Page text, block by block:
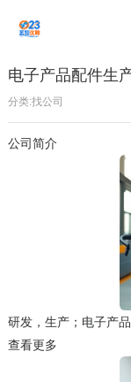
电子产品配件生
分类:找公司
公司简介
研发，生产；电子产
查看更多